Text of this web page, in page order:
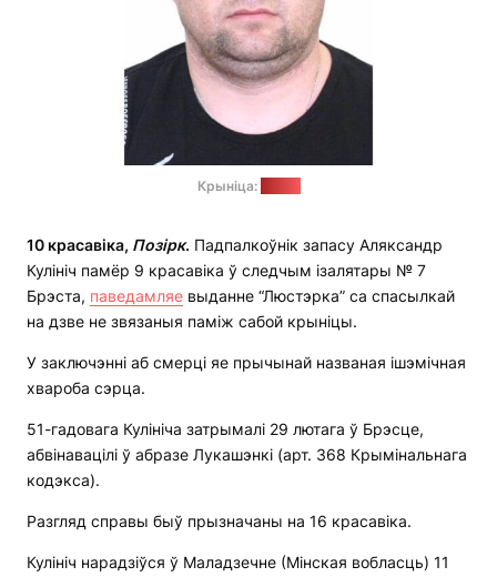
Крыніца:
10 красавіка, Позірк. Падпалкоўнік запасу Аляксандр
Кулініч памёр 9 красавіка ў следчым ізалятары № 7
Брэста, паведамляе выданне “Люстэрка” са спасылкай
на дзве не звязаныя паміж сабой крыніцы.
У заключэнні аб смерці яе прычынай названая ішэмічная
хвароба сэрца.
51-гадовага Кулініча затрымалі 29 лютага ў Брэсце,
абвінавацілі ў абразе Лукашэнкі (арт. 368 Крымінальнага
кодэкса).
Разгляд справы быў прызначаны на 16 красавіка.
Кулініч нарадзіўся ў Маладзечне (Мінская вобласць) 11